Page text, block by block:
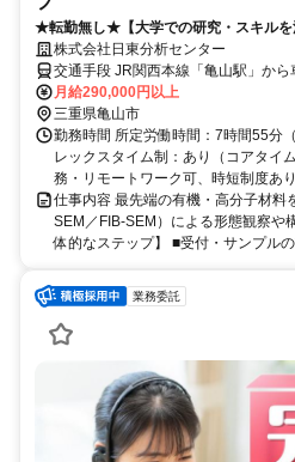
★転勤無し★【大学での研究・スキル
万！年休125日＆1年間の手厚いOJT制
宅勤務あり！
株式会社日東分析センター
交通手段 JR関西本線「亀山駅」か
から車で9分 【最寄り駅】 ・ＪＲ紀
西本線「亀山(三重)駅」
月給290,000円以上
三重県亀山市
勤務時間 所定労働時間：7時間55分
レックスタイム制：あり（コアタイ
務・リモートワーク可、時短制度あり
仕事内容 最先端の有機・高分子材料
SEM／FIB-SEM）による形態観察や
体的なステップ】 ■受付・サンプル
業務委託